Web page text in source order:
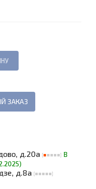
ЗАКАЗ
д.20а
В
д.8а